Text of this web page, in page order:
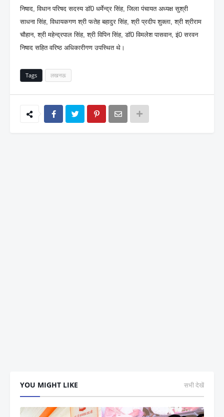
निषाद, विधान परिषद सदस्य डॉ0 धर्मेन्द्र सिंह, जिला पंचायत अध्यक्ष सुश्री
साधना सिंह, विधायकगण श्री फतेह बहादुर सिंह, श्री प्रदीप शुक्ला, श्री श्रीराम
चौहान, श्री महेन्द्रपाल सिंह, श्री विपिन सिंह, डॉ0 विमलेश पासवान, इं0 सरवन
निषाद सहित वरिष्ठ अधिकारीगण उपस्थित थे।
Tags लखनऊ
YOU MIGHT LIKE सभी देखें